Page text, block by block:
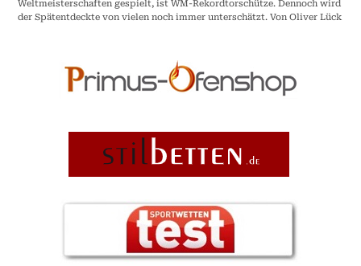
Weltmeisterschaften gespielt, ist WM-Rekordtorschütze. Dennoch wird
der Spätentdeckte von vielen noch immer unterschätzt. Von Oliver Lück